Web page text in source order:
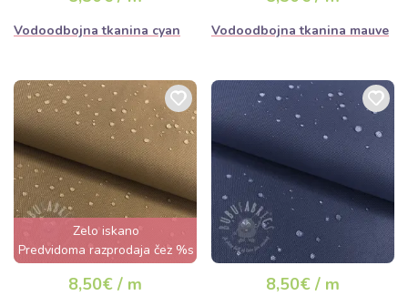
Vodoodbojna tkanina cyan Vodoodbojna tkanina mauve
Zelo iskano
Predvidoma razprodaja čez %s
dan
8,50€ / m 8,50€ / m